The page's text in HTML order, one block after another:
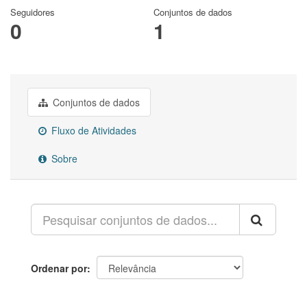
Seguidores
0
Conjuntos de dados
1
Conjuntos de dados
Fluxo de Atividades
Sobre
Ordenar por